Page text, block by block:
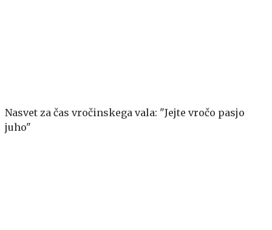
Nasvet za čas vročinskega vala: "Jejte vročo pasjo
juho"